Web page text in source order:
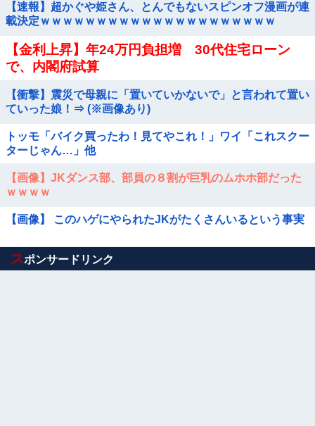
【速報】超かぐや姫さん、とんでもないスピンオフ漫画が連
載決定ｗｗｗｗｗｗｗｗｗｗｗｗｗｗｗｗｗｗｗｗｗ
【金利上昇】年24万円負担増 30代住宅ローン
で、内閣府試算
【衝撃】震災で母親に「置いていかないで」と言われて置い
ていった娘！⇒ (※画像あり)
トッモ「バイク買ったわ！見てやこれ！」ワイ「これスクー
ターじゃん…」他
【画像】JKダンス部、部員の８割が巨乳のムホホ部だった
ｗｗｗｗ
【画像】 このハゲにやられたJKがたくさんいるという事実
Powered by livedoor 相互RSS
スポンサードリンク